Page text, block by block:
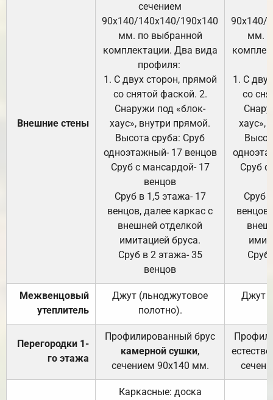
Внешние стены
сечением
90х140/140х140/190х140
мм. по выбранной
комплектации. Два вида
профиля:
1. С двух сторон, прямой
со снятой фаской. 2.
Снаружи под «блок-
хаус», внутри прямой.
Высота сруба: Сруб
одноэтажный- 17 венцов
Сруб с мансардой- 17
венцов
Сруб в 1,5 этажа- 17
венцов, далее каркас с
внешней отделкой
имитацией бруса.
Сруб в 2 этажа- 35
венцов
90х140/
мм.
1. С
со
хаус»,
Сруб с
Сруб
Сруб
Межвенцовый
утеплитель
Джут (льноджутовое
полотно).
Джут
Перегородки 1-
го этажа
Профилированный брус
камерной сушки,
сечением 90х140 мм.
Каркасные: доска